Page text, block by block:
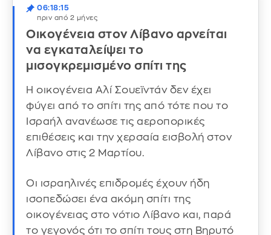
06:18:15
πριν από 2 μήνες
Οικογένεια στον Λίβανο αρνείται
να εγκαταλείψει το
μισογκρεμισμένο σπίτι της
Η οικογένεια Αλί Σουεϊντάν δεν έχει
φύγει από το σπίτι της από τότε που το
Ισραήλ ανανέωσε τις αεροπορικές
επιθέσεις και την χερσαία εισβολή στον
Λίβανο στις 2 Μαρτίου.
Οι ισραηλινές επιδρομές έχουν ήδη
ισοπεδώσει ένα ακόμη σπίτι της
οικογένειας στο νότιο Λίβανο και, παρά
το γεγονός ότι το σπίτι τους στη Βηρυτό